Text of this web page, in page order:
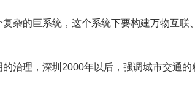
的巨系统，这个系统下要构建万物互联
理，深圳2000年以后，强调城市交通